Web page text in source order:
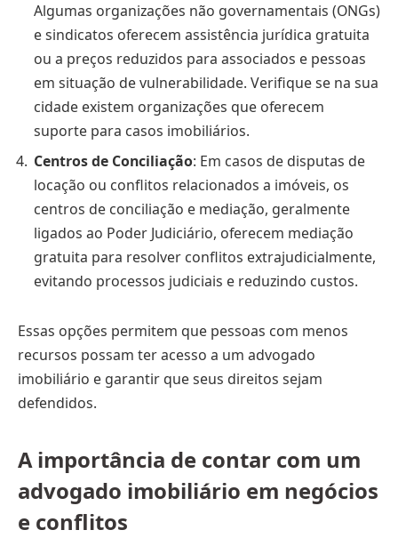
Algumas organizações não governamentais (ONGs)
e sindicatos oferecem assistência jurídica gratuita
ou a preços reduzidos para associados e pessoas
em situação de vulnerabilidade. Verifique se na sua
cidade existem organizações que oferecem
suporte para casos imobiliários.
Centros de Conciliação: Em casos de disputas de
locação ou conflitos relacionados a imóveis, os
centros de conciliação e mediação, geralmente
ligados ao Poder Judiciário, oferecem mediação
gratuita para resolver conflitos extrajudicialmente,
evitando processos judiciais e reduzindo custos.
Essas opções permitem que pessoas com menos
recursos possam ter acesso a um advogado
imobiliário e garantir que seus direitos sejam
defendidos.
A importância de contar com um
advogado imobiliário em negócios
e conflitos